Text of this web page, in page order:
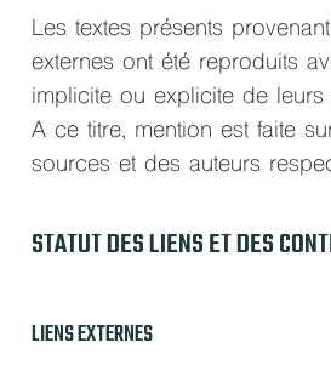
Les textes présents
externes ont été reproduits
implicite ou explicite de leurs
A ce titre, mention est faite
sources et des auteurs
STATUT DES LIENS ET DES
LIENS EXTERNES